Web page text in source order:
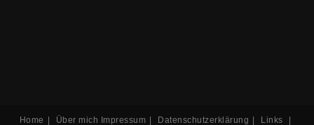
Home Über mich Impressum Datenschutzerklärung Links